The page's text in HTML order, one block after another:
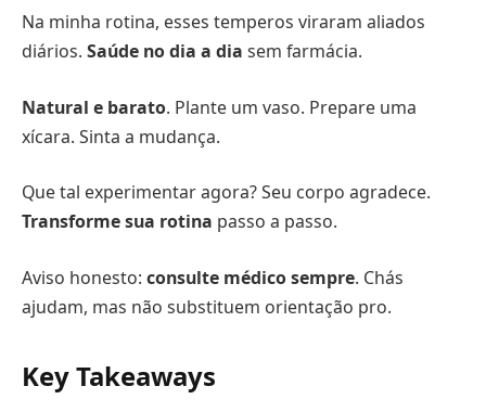
Na minha rotina, esses temperos viraram aliados
diários. Saúde no dia a dia sem farmácia.
Natural e barato. Plante um vaso. Prepare uma
xícara. Sinta a mudança.
Que tal experimentar agora? Seu corpo agradece.
Transforme sua rotina passo a passo.
Aviso honesto: consulte médico sempre. Chás
ajudam, mas não substituem orientação pro.
Key Takeaways